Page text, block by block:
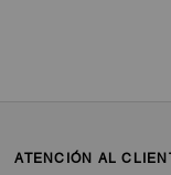
ATENCIÓN AL